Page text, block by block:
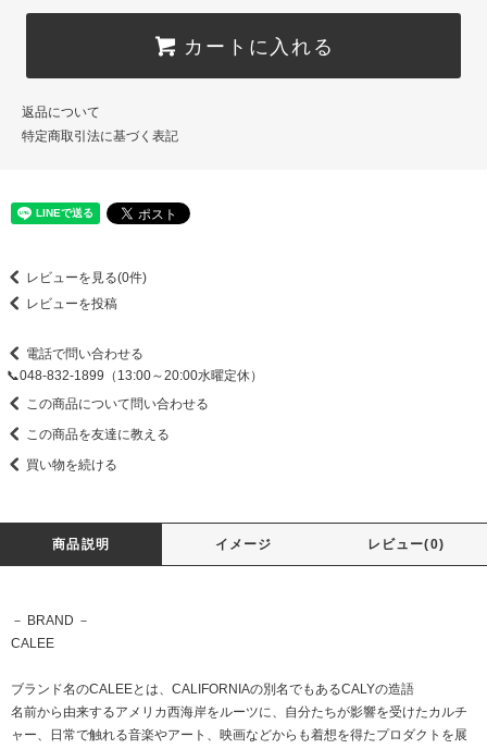
カートに入れる
返品について
特定商取引法に基づく表記
レビューを見る(0件)
レビューを投稿
電話で問い合わせる
📞048-832-1899（13:00～20:00水曜定休）
この商品について問い合わせる
この商品を友達に教える
買い物を続ける
商品説明 イメージ レビュー(0)
－ BRAND －
CALEE
ブランド名のCALEEとは、CALIFORNIAの別名でもあるCALYの造語
名前から由来するアメリカ西海岸をルーツに、自分たちが影響を受けたカルチ
ャー、日常で触れる音楽やアート、映画などからも着想を得たプロダクトを展